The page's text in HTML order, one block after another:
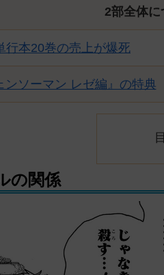
2部全体
行本20巻の売上が爆死
ンソーマン レゼ編』の特典
の関係